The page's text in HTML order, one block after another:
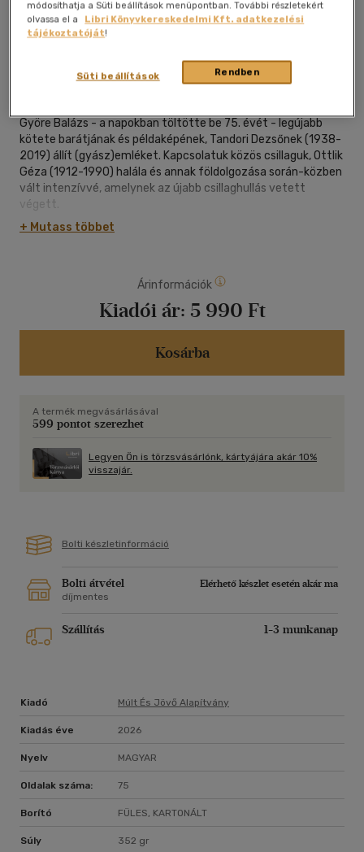
Kívánságlistához adom Megosztom
Múlt És Jövő Alapítvány |2026 magyar nyelvű
Györe Balázs - a napokban töltötte be 75. évét - legújabb
kötete barátjának és példaképének, Tandori Dezsőnek (1938-
2019) állít (gyász)emléket. Kapcsolatuk közös csillaguk, Ottlik
Géza (1912-1990) halála és annak földolgozása során-közben
vált intenzívvé, amelynek az újabb csillaghullás vetett
végett.
+ Mutass többet
Árinformációk
Kiadói ár: 5 990 Ft
Kosárba
A termék megvásárlásával
599 pontot szerezhet
Legyen Ön is törzsvásárlónk, kártyájára akár 10%
visszajár.
Bolti készletinformáció
Bolti átvétel
Elérhető készlet esetén akár ma
díjmentes
Szállítás 1-3 munkanap
Kiadó Múlt És Jövő Alapítvány
Kiadás éve 2026
Nyelv MAGYAR
Oldalak száma: 75
Borító FÜLES, KARTONÁLT
Súly 352 gr
módosíthatja a Süti beállítások menüpontban. További részletekért
olvassa el a
Libri Könyvkereskedelmi Kft. adatkezelési
tájékoztatóját!
Rendben
Süti beállítások